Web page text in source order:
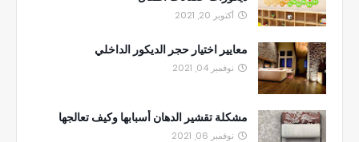
أكتوبر 20, 2021
معايير اختيار حجر الديكور الداخلي
نوفمبر 04, 2021
مشكلة تقشير الدهان أسبابها وكيف تعالجها
نوفمبر 06, 2021